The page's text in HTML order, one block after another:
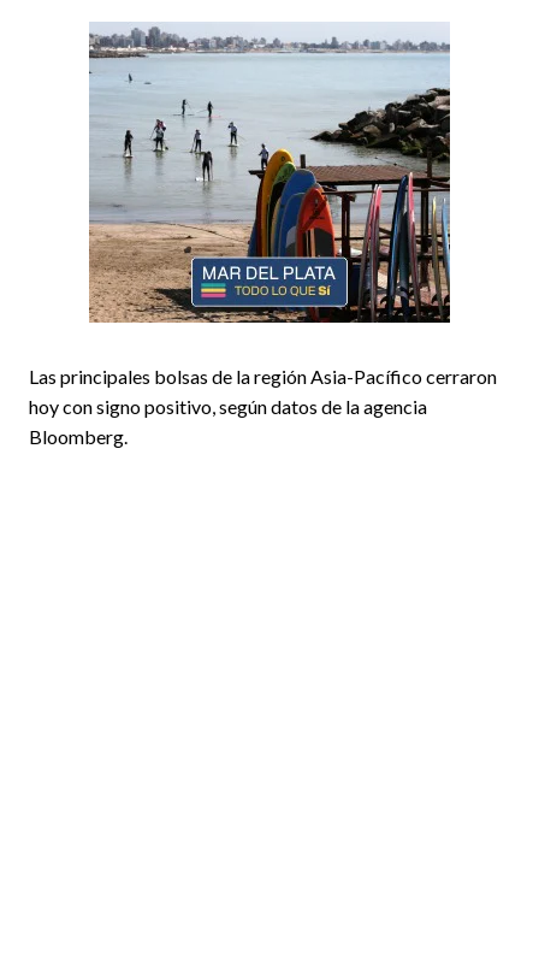
Las principales bolsas de la región Asia-Pacífico cerraron
hoy con signo positivo, según datos de la agencia
Bloomberg.